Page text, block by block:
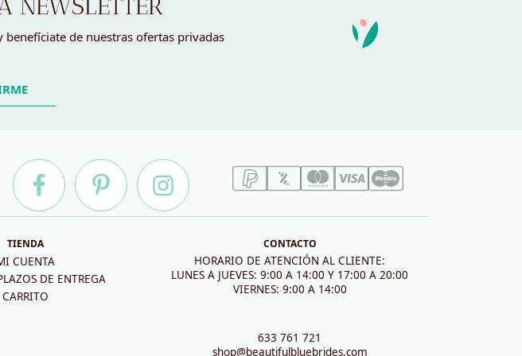
NEWSLETTER
de nuestras ofertas privadas
TIENDA
CUENTA
DE ENTREGA
CARRITO
CONTACTO
HORARIO DE ATENCIÓN AL CLIENTE:
LUNES A JUEVES: 9:00 A 14:00 Y 17:00 A 20:00
VIERNES: 9:00 A 14:00
633 761 721
shop@beautifulbluebrides.com